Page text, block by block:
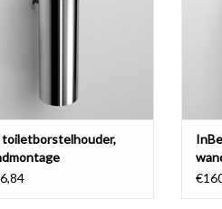
toiletborstelhouder,